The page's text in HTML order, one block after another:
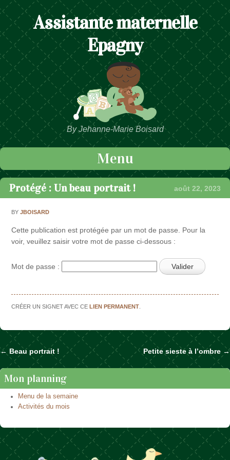
Assistante maternelle
Epagny
By Jehanne-Marie Boisard
Menu
Passer au contenu
Protégé : Un beau portrait ! août 22, 2023
BYJBOISARD
Cette publication est protégée par un mot de passe. Pour la
voir, veuillez saisir votre mot de passe ci-dessous :
Mot de passe :
CRÉER UN SIGNET AVEC CELIEN PERMANENT
Naviguer dans les articles
← Beau portrait ! Petite sieste à l’ombre →
Mon planning
Menu de la semaine
Activités du mois